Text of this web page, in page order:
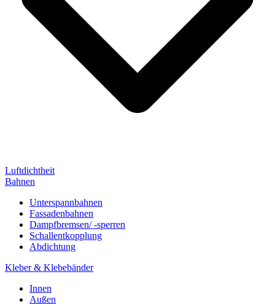
Luftdichtheit
Bahnen
Unterspannbahnen
Fassadenbahnen
Dampfbremsen/ -sperren
Schallentkopplung
Abdichtung
Kleber & Klebebänder
Innen
Außen